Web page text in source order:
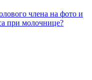
члена на фото и
при молочнице?